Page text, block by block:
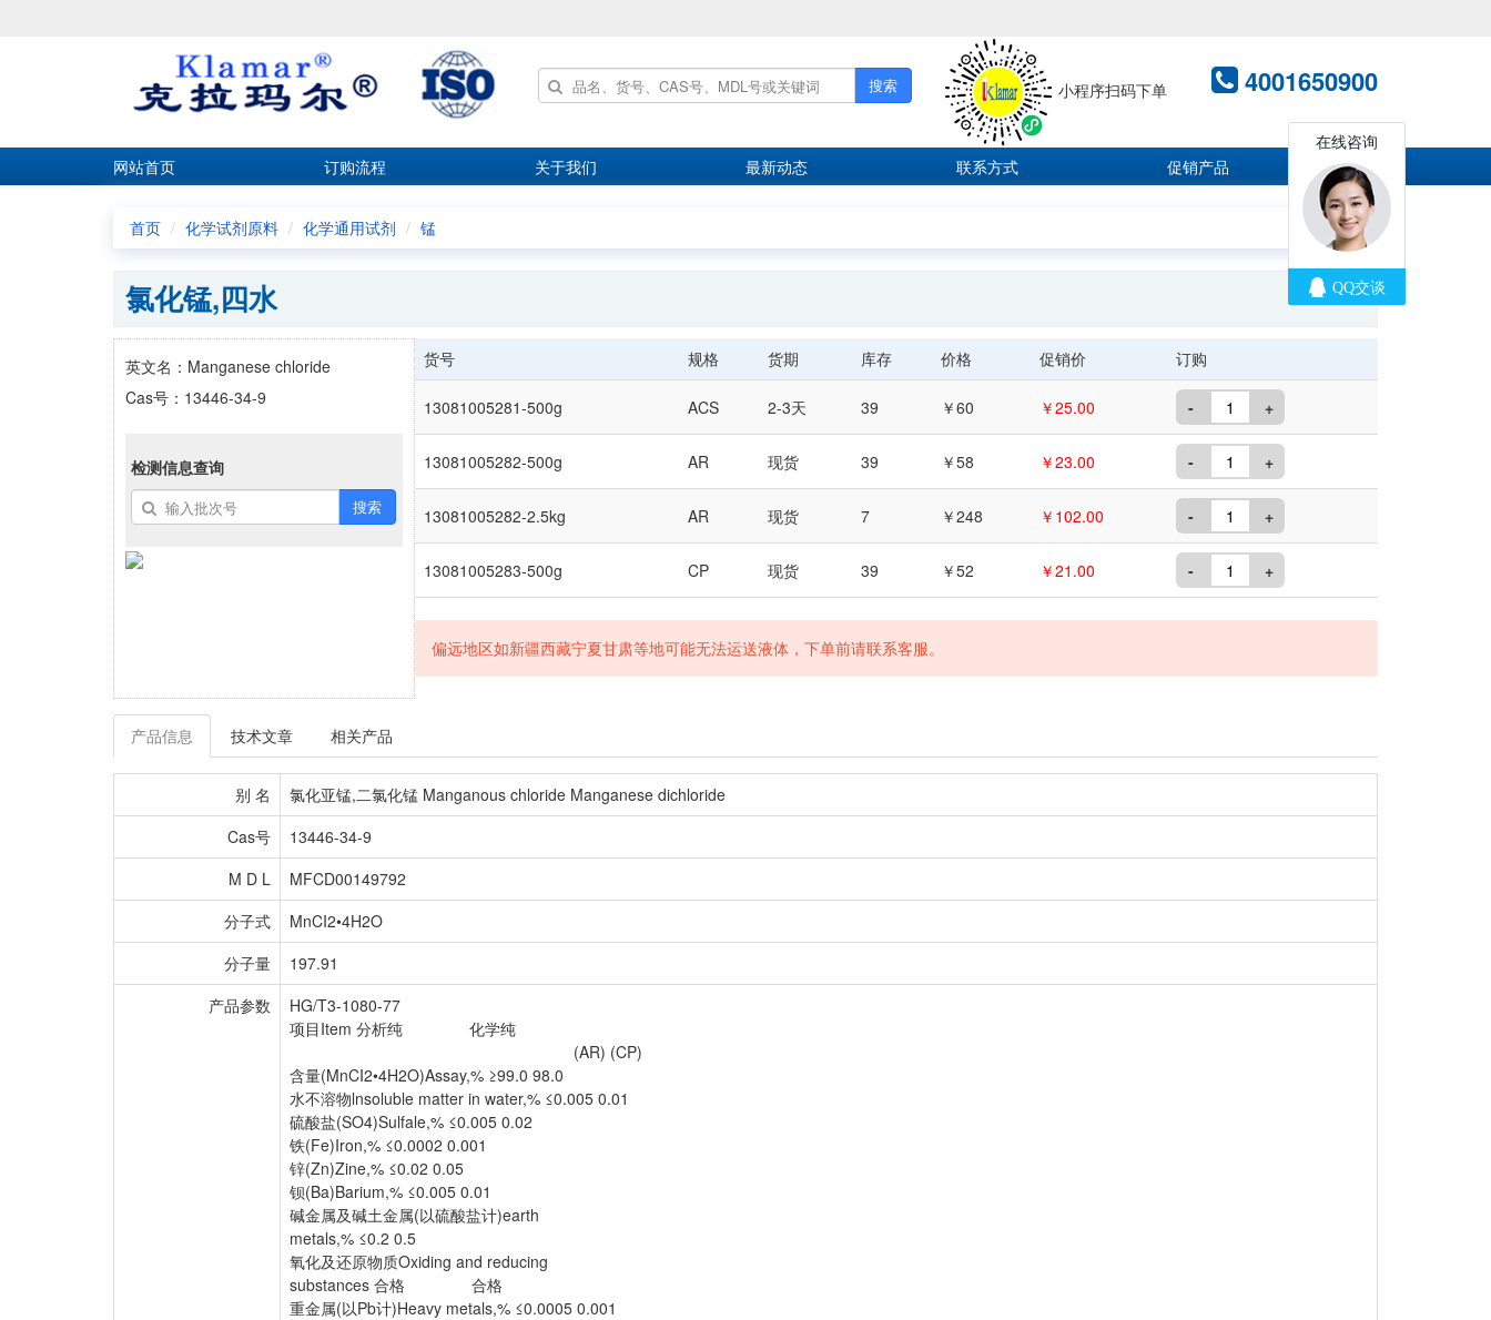
搜索 小程序扫码下单 4001650900
网站首页 订购流程 关于我们 最新动态 联系方式 促销产品
首页 化学试剂原料 化学通用试剂 锰
氯化锰,四水
英文名：Manganese chloride
Cas号：13446-34-9
检测信息查询
搜索
货号 规格 货期 库存 价格 促销价 订购
13081005281-500g ACS 2-3天 39 ￥60 ￥25.00 - +
13081005282-500g AR 现货 39 ￥58 ￥23.00 - +
13081005282-2.5kg AR 现货 7 ￥248 ￥102.00 - +
13081005283-500g CP 现货 39 ￥52 ￥21.00 - +
偏远地区如新疆西藏宁夏甘肃等地可能无法运送液体，下单前请联系客服。
产品信息 技术文章 相关产品
别 名
氯化亚锰,二氯化锰 Manganous chloride Manganese dichloride
Cas号
13446-34-9
M D L
MFCD00149792
分子式
MnCI2•4H2O
分子量
197.91
产品参数
HG/T3-1080-77
项目Item 分析纯 化学纯
(AR) (CP)
含量(MnCI2•4H2O)Assay,% ≥99.0 98.0
水不溶物lnsoluble matter in water,% ≤0.005 0.01
硫酸盐(SO4)Sulfale,% ≤0.005 0.02
铁(Fe)Iron,% ≤0.0002 0.001
锌(Zn)Zine,% ≤0.02 0.05
钡(Ba)Barium,% ≤0.005 0.01
碱金属及碱土金属(以硫酸盐计)earth
metals,% ≤0.2 0.5
氧化及还原物质Oxiding and reducing
substances 合格 合格
重金属(以Pb计)Heavy metals,% ≤0.0005 0.001